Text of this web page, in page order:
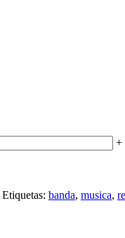
+
Etiquetas: banda, musica,